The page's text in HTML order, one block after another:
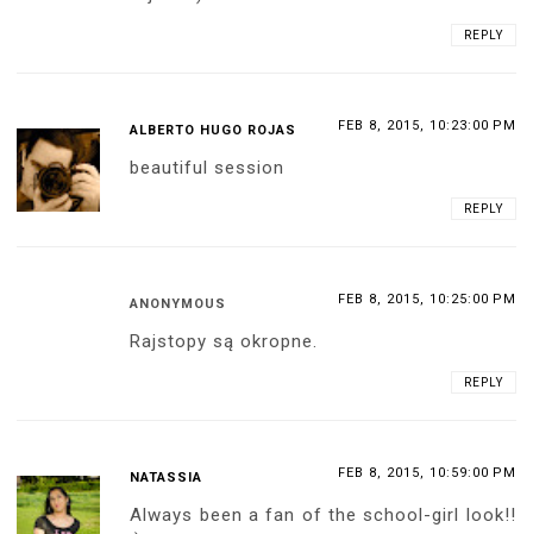
REPLY
ALBERTO HUGO ROJAS FEB 8, 2015, 10:23:00 PM
beautiful session
REPLY
ANONYMOUS FEB 8, 2015, 10:25:00 PM
Rajstopy są okropne.
REPLY
NATASSIA FEB 8, 2015, 10:59:00 PM
Always been a fan of the school-girl look!!